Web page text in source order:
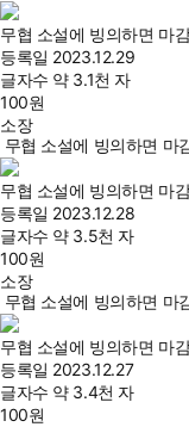
무협 소설에 빙의하면 마
등록일 2023.12.29
글자수 약 3.1천 자
100원
소장
무협 소설에 빙의하면 마
무협 소설에 빙의하면 마
등록일 2023.12.28
글자수 약 3.5천 자
100원
소장
무협 소설에 빙의하면 마
무협 소설에 빙의하면 마
등록일 2023.12.27
글자수 약 3.4천 자
100원